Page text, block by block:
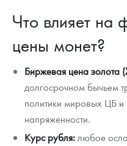
Что влияет на
цены монет?
Биржевая цена золота
долгосрочном бычьем
политики мировых ЦБ и
напряженности.
Курс рубля:любое